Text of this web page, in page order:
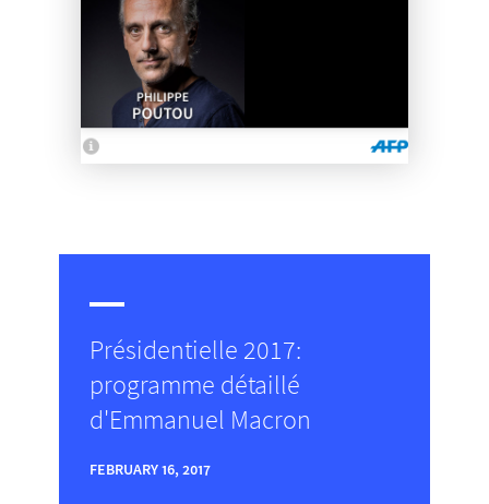
Présidentielle 2017:
programme détaillé
d'Emmanuel Macron
FEBRUARY 16, 2017